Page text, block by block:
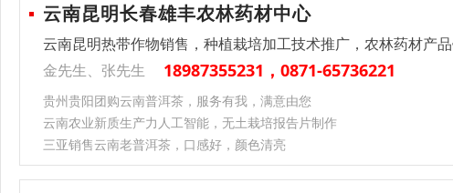
云南昆明长春雄丰农林药材中心
云南昆明热带作物销售，种植栽培加工技术推广，农林药材产
金先生、张先生
18987355231，0871-65736221
贵州贵阳团购云南普洱茶，服务有我，满意由您
云南‌农业新质生产力‌人工智能，无土栽培报告片制作
三亚销售云南老普洱茶，口感好，颜色清亮